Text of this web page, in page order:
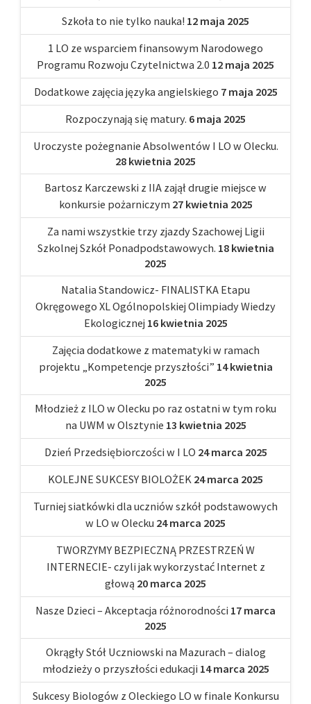
Szkoła to nie tylko nauka! 12 maja 2025
1 LO ze wsparciem finansowym Narodowego
Programu Rozwoju Czytelnictwa 2.0 12 maja 2025
Dodatkowe zajęcia języka angielskiego 7 maja 2025
Rozpoczynają się matury. 6 maja 2025
Uroczyste pożegnanie Absolwentów I LO w Olecku.
28 kwietnia 2025
Bartosz Karczewski z IIA zajął drugie miejsce w
konkursie pożarniczym 27 kwietnia 2025
Za nami wszystkie trzy zjazdy Szachowej Ligii
Szkolnej Szkół Ponadpodstawowych. 18 kwietnia
2025
Natalia Standowicz- FINALISTKA Etapu
Okręgowego XL Ogólnopolskiej Olimpiady Wiedzy
Ekologicznej 16 kwietnia 2025
Zajęcia dodatkowe z matematyki w ramach
projektu „Kompetencje przyszłości” 14 kwietnia
2025
Młodzież z ILO w Olecku po raz ostatni w tym roku
na UWM w Olsztynie 13 kwietnia 2025
Dzień Przedsiębiorczości w I LO 24 marca 2025
KOLEJNE SUKCESY BIOLOŻEK 24 marca 2025
Turniej siatkówki dla uczniów szkół podstawowych
w LO w Olecku 24 marca 2025
TWORZYMY BEZPIECZNĄ PRZESTRZEŃ W
INTERNECIE- czyli jak wykorzystać Internet z
głową 20 marca 2025
Nasze Dzieci – Akceptacja różnorodności 17 marca
2025
Okrągły Stół Uczniowski na Mazurach – dialog
młodzieży o przyszłości edukacji 14 marca 2025
Sukcesy Biologów z Oleckiego LO w finale Konkursu